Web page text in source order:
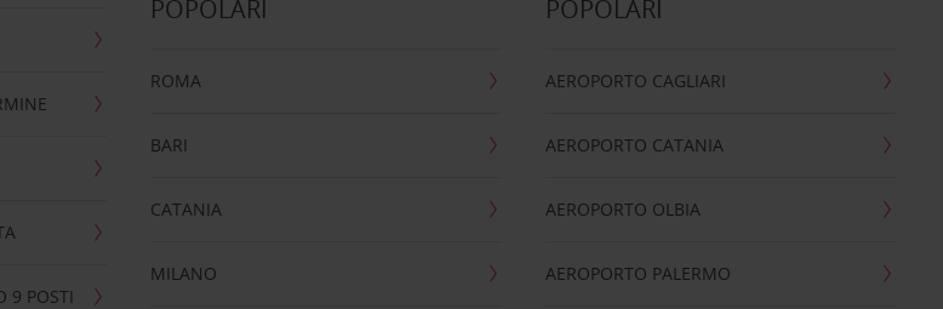
9 POSTI
POPOLARI
ROMA
BARI
CATANIA
MILANO
POPOLARI
AEROPORTO CAGLIARI
AEROPORTO CATANIA
AEROPORTO OLBIA
AEROPORTO PALERMO